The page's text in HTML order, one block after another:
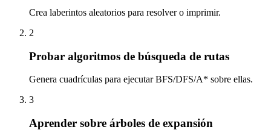
Crea laberintos aleatorios para resolver o imprimir.
2
Probar algoritmos de búsqueda de rutas
Genera cuadrículas para ejecutar BFS/DFS/A* sobre ellas.
3
Aprender sobre árboles de expansión